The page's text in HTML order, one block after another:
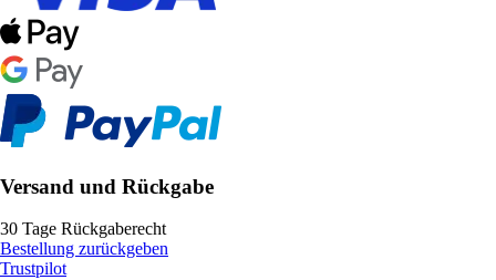
Versand und Rückgabe
30 Tage Rückgaberecht
Bestellung zurückgeben
Trustpilot